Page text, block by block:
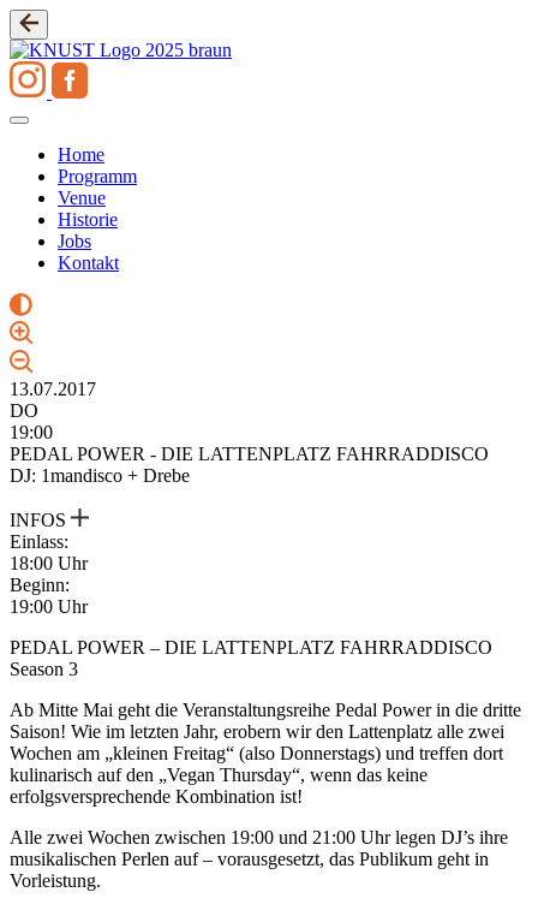
Zum
Inhalt
springen
Home
Programm
Venue
Historie
Jobs
Kontakt
13.07.2017
DO
19:00
PEDAL POWER - DIE LATTENPLATZ FAHRRADDISCO
DJ: 1mandisco + Drebe
INFOS
Einlass:
18:00 Uhr
Beginn:
19:00 Uhr
PEDAL POWER – DIE LATTENPLATZ FAHRRADDISCO
Season 3
Ab Mitte Mai geht die Veranstaltungsreihe Pedal Power in die dritte
Saison! Wie im letzten Jahr, erobern wir den Lattenplatz alle zwei
Wochen am „kleinen Freitag“ (also Donnerstags) und treffen dort
kulinarisch auf den „Vegan Thursday“, wenn das keine
erfolgsversprechende Kombination ist!
Alle zwei Wochen zwischen 19:00 und 21:00 Uhr legen DJ’s ihre
musikalischen Perlen auf – vorausgesetzt, das Publikum geht in
Vorleistung.